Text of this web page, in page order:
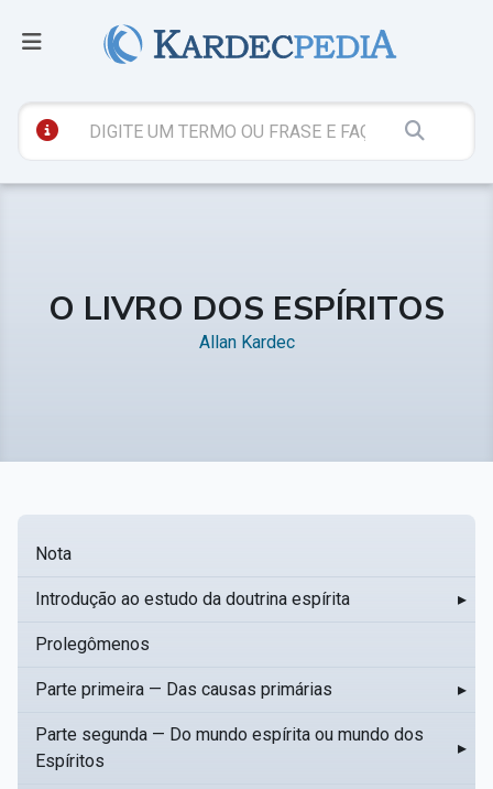
O LIVRO DOS ESPÍRITOS
Allan Kardec
Nota
Introdução ao estudo da doutrina espírita ▸
Prolegômenos
Parte primeira — Das causas primárias ▸
Parte segunda — Do mundo espírita ou mundo dos
Espíritos
▸